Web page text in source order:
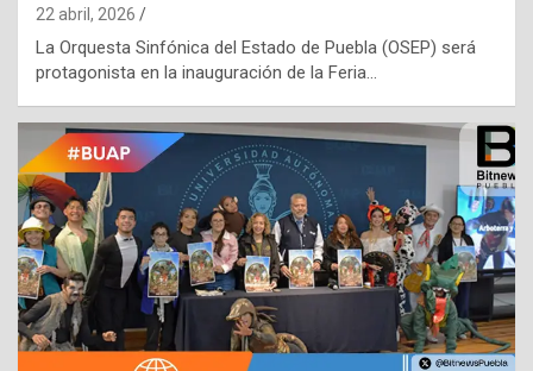
22 abril, 2026
La Orquesta Sinfónica del Estado de Puebla (OSEP) será
protagonista en la inauguración de la Feria…